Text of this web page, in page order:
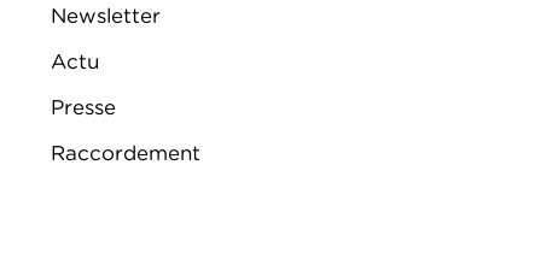
Newsletter
Actu
Presse
Raccordement